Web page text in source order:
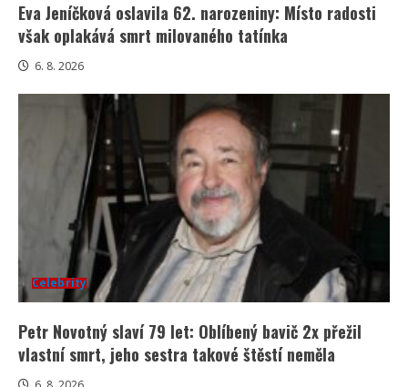
Eva Jeníčková oslavila 62. narozeniny: Místo radosti
však oplakává smrt milovaného tatínka
6. 8. 2026
Celebrity
Petr Novotný slaví 79 let: Oblíbený bavič 2x přežil
vlastní smrt, jeho sestra takové štěstí neměla